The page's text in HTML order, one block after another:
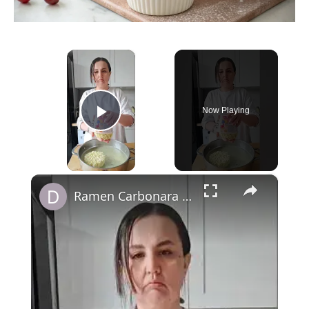
×
Play Video
Now Playing
×
Ramen Carbonara twistées, poulet katsu-like, petits pois, chou chinois cru & crispy chili oil